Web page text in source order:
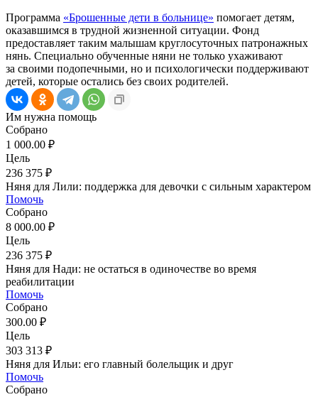
Программа «Брошенные дети в больнице» помогает детям,
оказавшимся в трудной жизненной ситуации. Фонд
предоставляет таким малышам круглосуточных патронажных
нянь. Специально обученные няни не только ухаживают
за своими подопечными, но и психологически поддерживают
детей, которые остались без своих родителей.
Им нужна помощь
Собрано
1 000.00 ₽
Цель
236 375 ₽
Няня для Лили: поддержка для девочки с сильным характером
Помочь
Собрано
8 000.00 ₽
Цель
236 375 ₽
Няня для Нади: не остаться в одиночестве во время
реабилитации
Помочь
Собрано
300.00 ₽
Цель
303 313 ₽
Няня для Ильи: его главный болельщик и друг
Помочь
Собрано